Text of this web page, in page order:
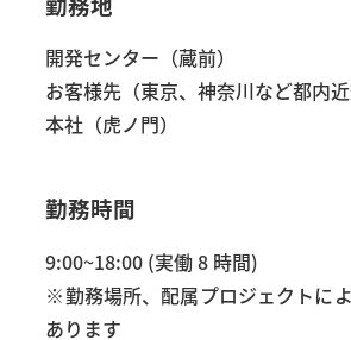
開発センター（蔵前）
お客様先（東京、神奈川など都内近
本社（虎ノ門）
勤務時間
9:00~18:00 (実働 8 時間)
※勤務場所、配属プロジェクトに
あります